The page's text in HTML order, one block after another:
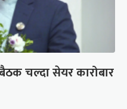
चल्दा सेयर कारोबार